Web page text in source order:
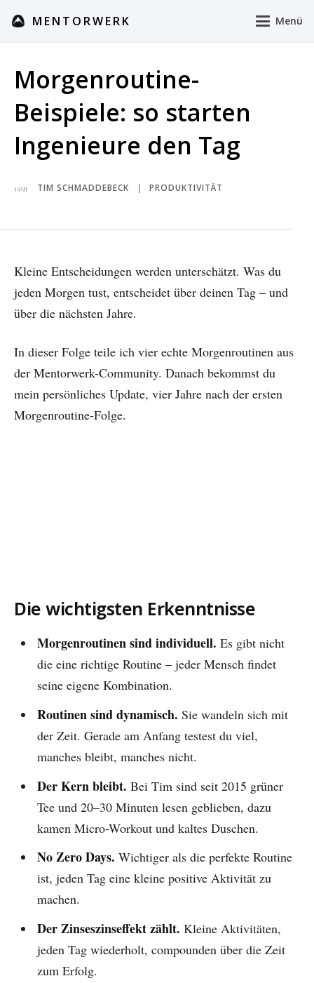
MENTORWERK Menü
Morgenroutine-
Beispiele: so starten
Ingenieure den Tag
von TIM SCHMADDEBECK PRODUKTIVITÄT
Kleine Entscheidungen werden unterschätzt. Was du
jeden Morgen tust, entscheidet über deinen Tag – und
über die nächsten Jahre.
In dieser Folge teile ich vier echte Morgenroutinen aus
der Mentorwerk-Community. Danach bekommst du
mein persönliches Update, vier Jahre nach der ersten
Morgenroutine-Folge.
Die wichtigsten Erkenntnisse
Morgenroutinen sind individuell. Es gibt nicht
die eine richtige Routine – jeder Mensch findet
seine eigene Kombination.
Routinen sind dynamisch. Sie wandeln sich mit
der Zeit. Gerade am Anfang testest du viel,
manches bleibt, manches nicht.
Der Kern bleibt. Bei Tim sind seit 2015 grüner
Tee und 20–30 Minuten lesen geblieben, dazu
kamen Micro-Workout und kaltes Duschen.
No Zero Days. Wichtiger als die perfekte Routine
ist, jeden Tag eine kleine positive Aktivität zu
machen.
Der Zinseszinseffekt zählt. Kleine Aktivitäten,
jeden Tag wiederholt, compounden über die Zeit
zum Erfolg.